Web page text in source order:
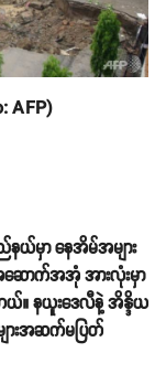
AFP)
ယ်မှာ နေအိမ်အများ
အဆောက်အအုံ အားလုံးမှာ
။ နယူးဒေလီနဲ့ အိန္ဒိယ
ားအဆက်မပြတ်